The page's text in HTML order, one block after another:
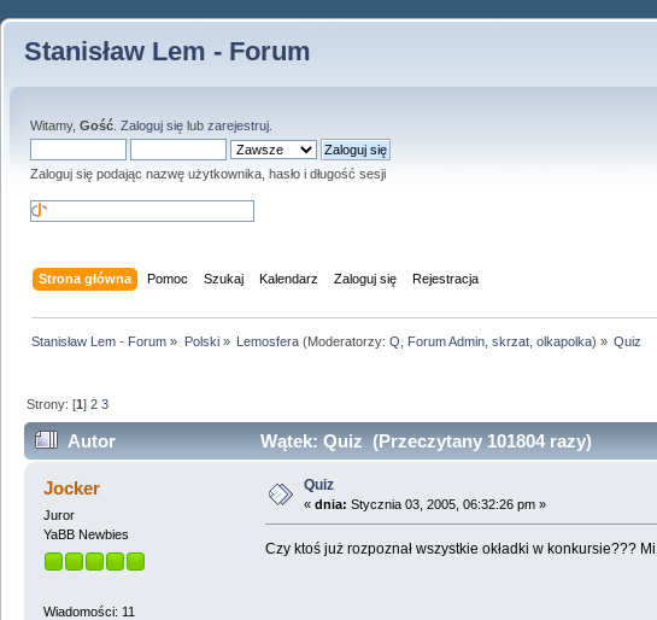
Stanisław Lem - Forum
Witamy, Gość Zaloguj się lub zarejestruj
Zaloguj się podając nazwę użytkownika, hasło i długość sesji
Strona główna Pomoc Szukaj Kalendarz Zaloguj się Rejestracja
Stanisław Lem - Forum » Polski» Lemosfera(Moderatorzy: Q Forum Admin, skrzat, olkapolka) » Quiz
Strony: [1]2 3
Autor Wątek: Quiz (Przeczytany 101804 razy)
Jocker
Juror
YaBB Newbies
Wiadomości: 11
Quiz
« dnia: Stycznia 03, 2005, 06:32:26 pm »
Czy ktoś już rozpoznał wszystkie okładki w konkursie???